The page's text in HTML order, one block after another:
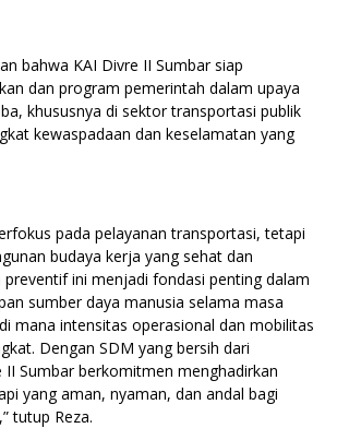
bahwa KAI Divre II Sumbar siap
dan program pemerintah dalam upaya
khususnya di sektor transportasi publik
kewaspadaan dan keselamatan yang
pada pelayanan transportasi, tetapi
budaya kerja yang sehat dan
ini menjadi fondasi penting dalam
sumber daya manusia selama masa
mana intensitas operasional dan mobilitas
Dengan SDM yang bersih dari
II Sumbar berkomitmen menghadirkan
yang aman, nyaman, dan andal bagi
tutup Reza.